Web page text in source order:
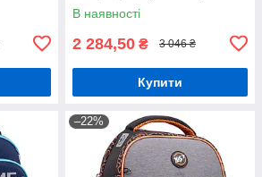
В наявності
2 284,50 ₴ 3 046 ₴
Купити
–22%